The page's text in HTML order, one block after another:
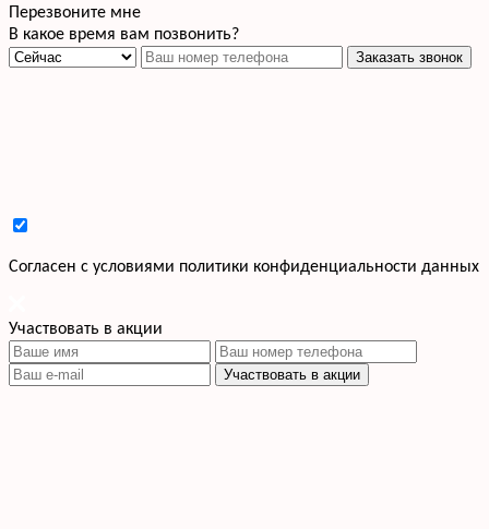
Перезвоните мне
В какое время вам позвонить?
Заказать звонок
Cогласен с условиями политики конфиденциальности данных
Участвовать в акции
Участвовать в акции